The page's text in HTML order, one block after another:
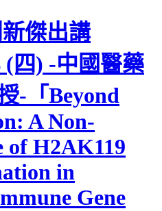
傑出講
(四) -中國醫藥
-「Beyond
A Non-
of H2AK119
in
Gene